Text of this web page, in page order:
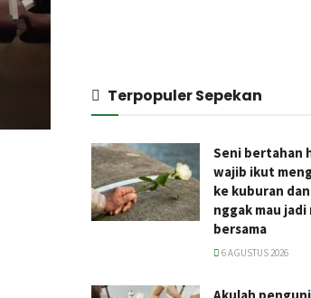
Terpopuler Sepekan
Seni bertahan
wajib ikut
ke kuburan
nggak mau jadi
bersama
6 AGUSTUS 2026